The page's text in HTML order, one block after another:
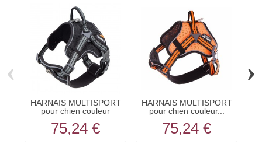
HARNAIS MULTISPORT
pour chien couleur
75,24 €
HARNAIS MULTISPORT
pour chien couleur...
75,24 €
‹ ›